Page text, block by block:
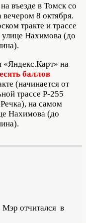
въезде в Томск со
8 октября.
тракте и трассе
Нахимова (до
на
баллов
(начинается от
трассе Р-255
на самом
Нахимова (до
Мэр отчитался в